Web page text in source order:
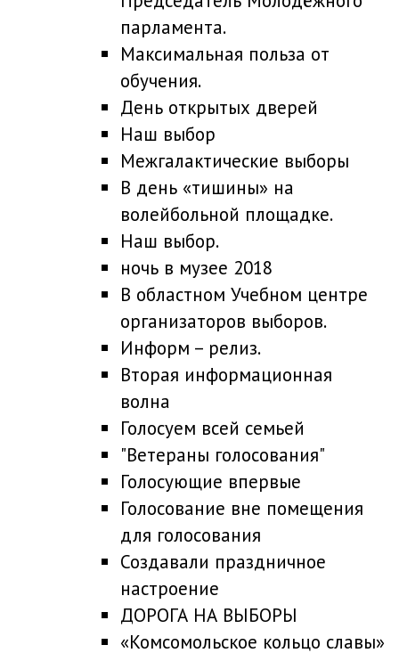
парламента.
Максимальная польза от
обучения.
День открытых дверей
Наш выбор
Межгалактические выборы
В день «тишины» на
волейбольной площадке.
Наш выбор.
ночь в музее 2018
В областном Учебном центре
организаторов выборов.
Информ – релиз.
Вторая информационная
волна
Голосуем всей семьей
"Ветераны голосования"
Голосующие впервые
Голосование вне помещения
для голосования
Создавали праздничное
настроение
ДОРОГА НА ВЫБОРЫ
«Комсомольское кольцо славы»